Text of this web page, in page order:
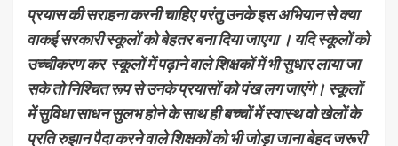
प्रयास की सराहना करनी चाहिए परंतु उनके इस अभियान से क्या
वाकई सरकारी स्कूलों को बेहतर बना दिया जाएगा । यदि स्कूलों को
उच्चीकरण कर स्कूलों मेंपढ़ाने वाले शिक्षकों में भी सुधार लाया जा
सके तो निश्चित रूप से उनके प्रयासों को पंख लग जाएंगे। स्कूलों
में सुविधा साधन सुलभ होने के साथ ही बच्चों में स्वास्थ वो खेलों के
प्रति रुझान पैदा करने वाले शिक्षकों को भी जोड़ा जाना बेहद जरूरी